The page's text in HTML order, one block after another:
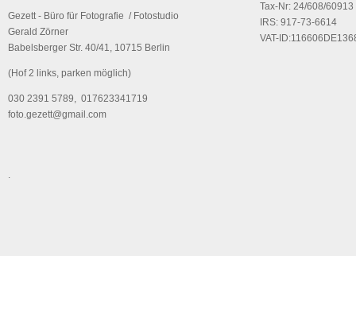
Gezett - Büro für Fotografie / Fotostudio
Gerald Zörner
Babelsberger Str. 40/41, 10715 Berlin
(Hof 2 links, parken möglich)
030 2391 5789, 017623341719
foto.gezett@gmail.com
Tax-Nr: 24/608/60913
IRS: 917-73-6614
VAT-
.